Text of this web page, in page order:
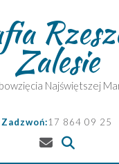
Zalesie
Najświętszej
Zadzwoń:17 864 09 25